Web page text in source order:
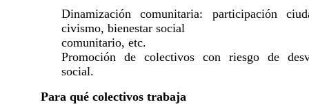
Dinamización comunitaria: participación
civismo, bienestar social
comunitario, etc.
Promoción de colectivos con riesgo de
social.
Para qué colectivos trabaja